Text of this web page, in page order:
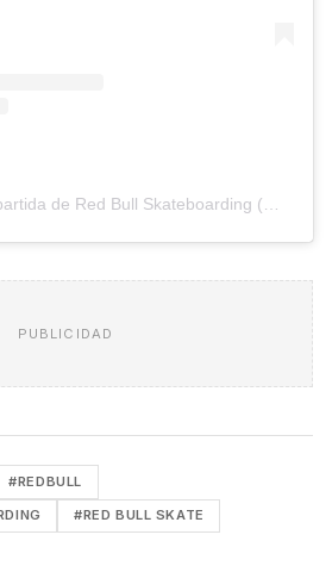
PUBLICIDAD
#REDBULL
#RED BULL SKATE